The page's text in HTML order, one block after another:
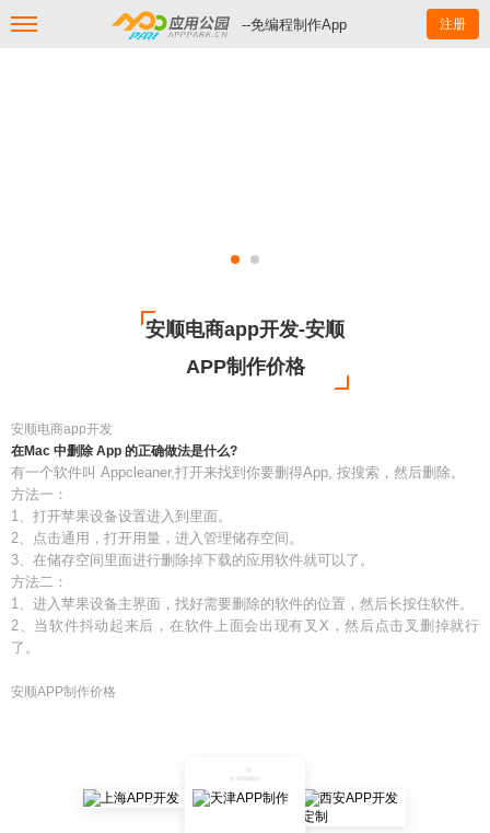
--免编程制作App 注册
安顺电商app开发-安顺
APP制作价格
安顺电商app开发
在Mac 中删除 App 的正确做法是什么?
有一个软件叫 Appcleaner,打开来找到你要删得App, 按搜索，然后删除。
方法一：
1、打开苹果设备设置进入到里面。
2、点击通用，打开用量，进入管理储存空间。
3、在储存空间里面进行删除掉下载的应用软件就可以了。
方法二：
1、进入苹果设备主界面，找好需要删除的软件的位置，然后长按住软件。
2、当软件抖动起来后，在软件上面会出现有叉X，然后点击叉删掉就行
了。
安顺APP制作价格